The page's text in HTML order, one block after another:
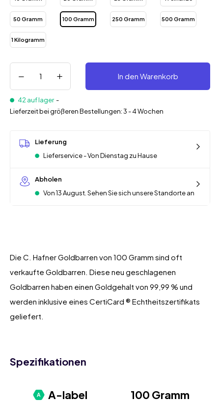
50 Gramm 100 Gramm 250 Gramm 500 Gramm
1 Kilogramm
In den Warenkorb
42 auf lager-
Lieferzeit bei größeren Bestellungen: 3 - 4 Wochen
Lieferung
Lieferservice - Von Dienstag zu Hause
Abholen
Von 13 August. Sehen Sie sich unsere Standorte an
Die C. Hafner Goldbarren von 100 Gramm sind oft
verkaufte Goldbarren. Diese neu geschlagenen
Goldbarren haben einen Goldgehalt von 99,99 % und
werden inklusive eines CertiCard ® Echtheitszertifikats
geliefert.
Spezifikationen
A-label 100 Gramm